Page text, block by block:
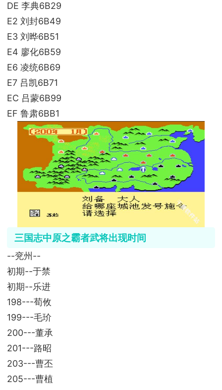
DE 李典6B29
E2 刘封6B49
E3 刘晔6B51
E4 廖化6B59
E6 凌统6B69
E7 吕凯6B71
EC 吕蒙6B99
EF 鲁肃6BB1
三国志中原之霸者武将出现时间
--兖州--
初期--于禁
初期--乐进
198---荀攸
199---毛玠
200---董承
201---路昭
203---曹丕
205---曹植